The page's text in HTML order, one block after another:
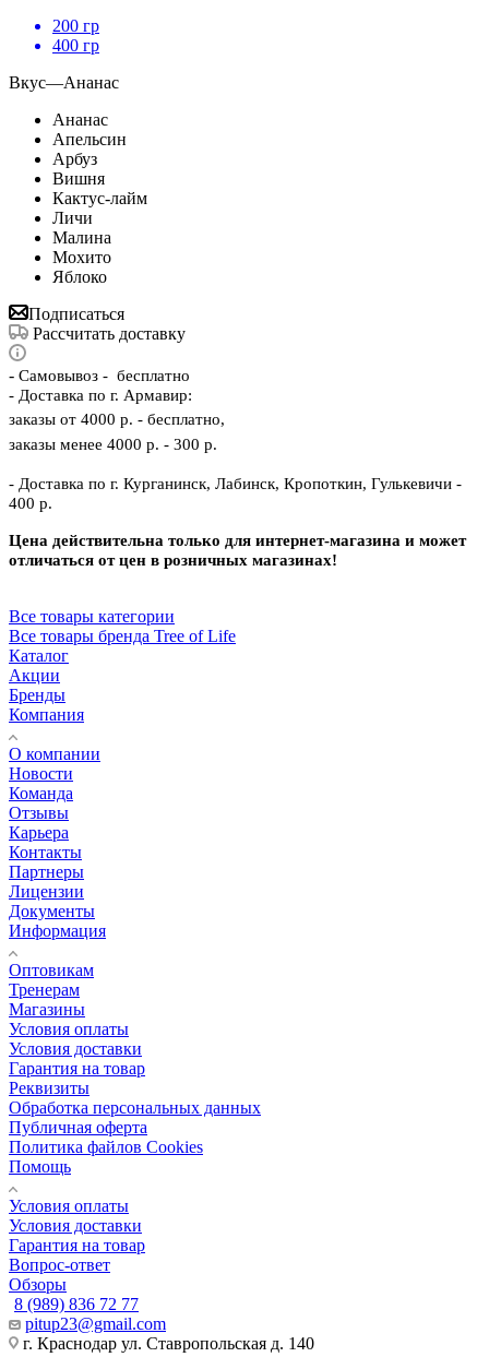
200 гр
400 гр
Вкус—Ананас
Ананас
Апельсин
Арбуз
Вишня
Кактус-лайм
Личи
Малина
Мохито
Яблоко
Подписаться
Рассчитать доставку
- Самовывоз - бесплатно
- Доставка по г. Армавир:
заказы от 4000 р. - бесплатно,
заказы менее 4000 р. - 300 р.
- Доставка по г. Курганинск, Лабинск, Кропоткин, Гулькевичи -
400 р.
Цена действительна только для интернет-магазина и может
отличаться от цен в розничных магазинах!
Все товары категории
Все товары бренда Tree of Life
Каталог
Акции
Бренды
Компания
О компании
Новости
Команда
Отзывы
Карьера
Контакты
Партнеры
Лицензии
Документы
Информация
Оптовикам
Тренерам
Магазины
Условия оплаты
Условия доставки
Гарантия на товар
Реквизиты
Обработка персональных данных
Публичная оферта
Политика файлов Cookies
Помощь
Условия оплаты
Условия доставки
Гарантия на товар
Вопрос-ответ
Обзоры
8 (989) 836 72 77
pitup23@gmail.com
г. Краснодар ул. Ставропольская д. 140